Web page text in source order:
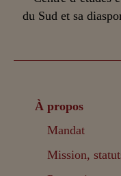
À propos
Mandat
Mission,